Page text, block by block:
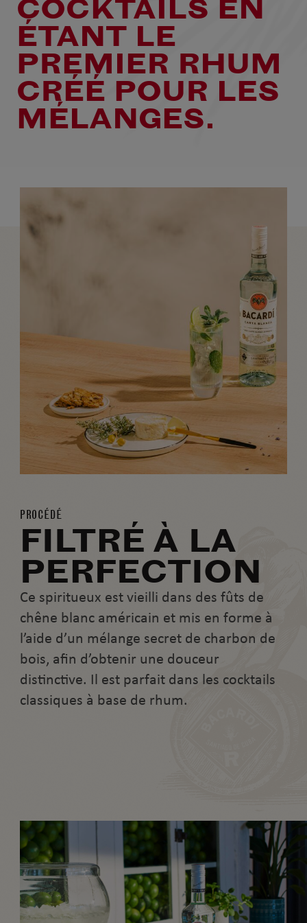
COCKTAILS EN
ÉTANT LE
PREMIER RHUM
CRÉÉ POUR LES
MÉLANGES.
PROCÉDÉ
FILTRÉ À LA
PERFECTION
Ce spiritueux est vieilli dans des fûts de
chêne blanc américain et mis en forme à
l’aide d’un mélange secret de charbon de
bois, afin d’obtenir une douceur
distinctive. Il est parfait dans les cocktails
classiques à base de rhum.